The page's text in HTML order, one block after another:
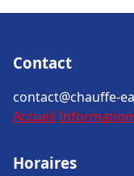
Contact
contact@chauffe-
Accueil
Horaires